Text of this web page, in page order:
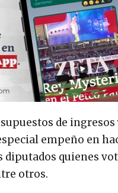
de
empeño en
quienes
otros.